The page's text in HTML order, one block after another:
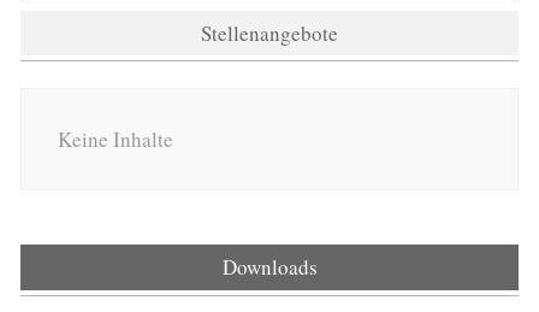
Stellenangebote
Keine Inhalte
Downloads